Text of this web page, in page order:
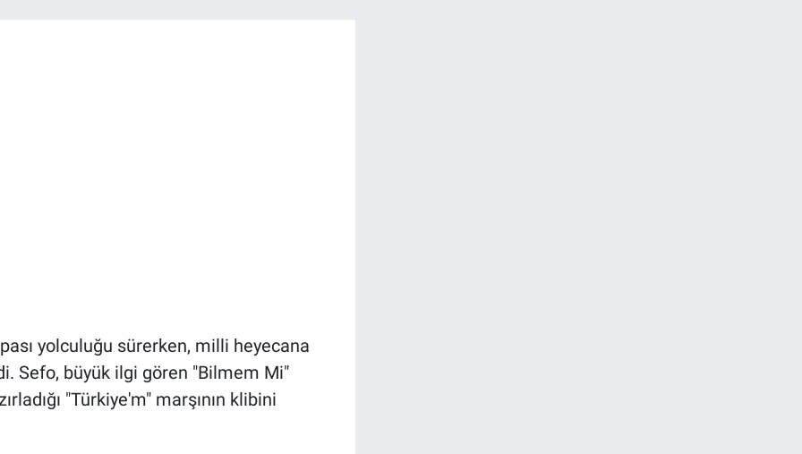
yolculuğu sürerken, milli heyecana
Sefo, büyük ilgi gören "Bilmem Mi"
"Türkiye'm" marşının klibini